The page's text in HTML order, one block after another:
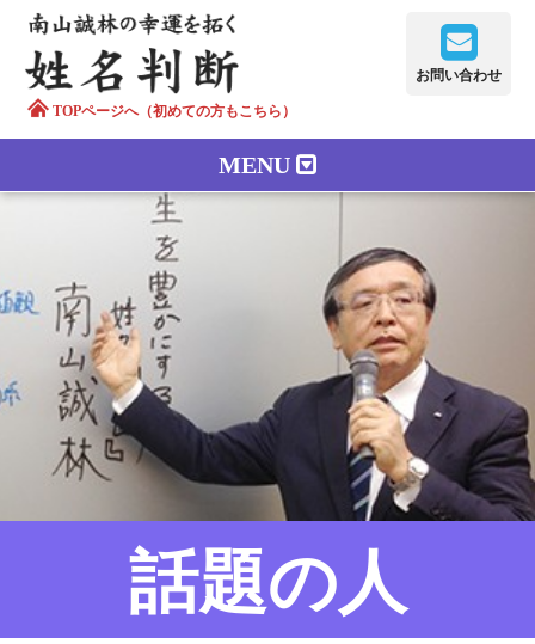
TOPページへ（初めての方もこちら）
お問い合わせ
MENU
正しい字画
南山誠林について
漢字の語源
漢字の歴史
苗字100のルーツ
話題の人